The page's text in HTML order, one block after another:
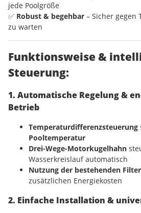
jede Poolgröße
✅ Robust & begehbar – Sicher gegen
zu warten
Funktionsweise &
Steuerung:
1. Automatische Regelung &
Betrieb
Temperaturdifferenzsteuerung
Pooltemperatur
Drei-Wege-Motorkugelhahn
Wasserkreislauf automatisch
Nutzung der bestehenden
zusätzlichen Energiekosten
2. Einfache Installation &